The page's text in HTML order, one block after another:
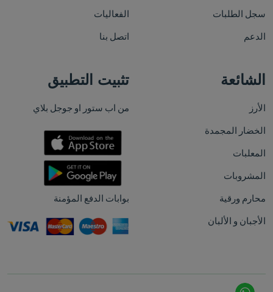
سجل الطلبات
الدعم
الفعاليات
اتصل بنا
الشائعة
الأرز
الخضار المجمدة
المعلبات
المشروبات
محارم ورقية
الأجبان و الألبان
تثبيت التطبيق
من اب ستور او جوجل بلاي
بوابات الدفع المؤمنة